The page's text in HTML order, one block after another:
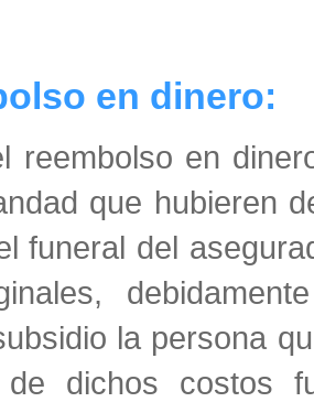
en dinero:
reembolso en
que hubieren
funeral del
la persona
de dichos costos